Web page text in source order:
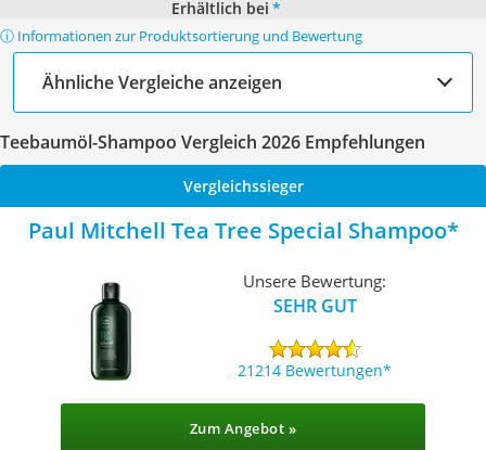
Erhältlich bei *
ⓘ Informationen zur Produktsortierung und Bewertung
Ähnliche Vergleiche anzeigen
Teebaumöl-Shampoo Vergleich 2026 Empfehlungen
Vergleichssieger
Paul Mitchell Tea Tree Special Shampoo
Unsere Bewertung:
SEHR GUT
21214 Bewertungen
Zum Angebot »